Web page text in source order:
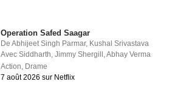
Operation Safed Saagar
DeAbhijeet Singh Parmar, Kushal Srivastava
AvecSiddharth,Jimmy Shergill ,Abhay Verma
Action, Drame
7 août 2026 sur Netflix